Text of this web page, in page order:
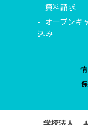
資料請求
オープンキ
込み